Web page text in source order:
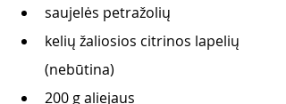
saujelės petražolių
kelių žaliosios citrinos lapelių
(nebūtina)
200 g aliejaus